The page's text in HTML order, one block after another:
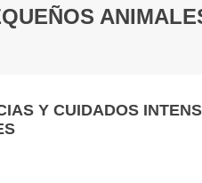
Y CUIDADOS